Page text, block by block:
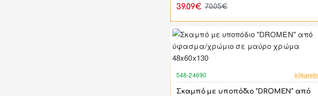
39.09€ 70.05€
548-24690 klikareto
Σκαμπό με υποπόδιο "DROMEN" από